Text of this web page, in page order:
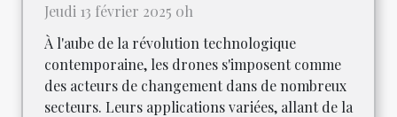
Jeudi 13 février 2025 0h
À l'aube de la révolution technologique
contemporaine, les drones s'imposent comme
des acteurs de changement dans de nombreux
secteurs. Leurs applications variées, allant de la